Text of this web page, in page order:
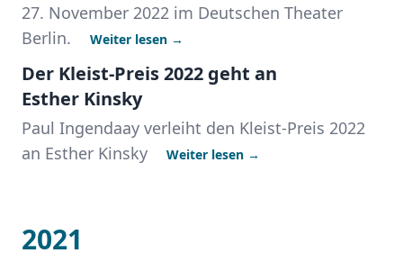
27. November 2022 im Deutschen Theater
Berlin.
Weiter lesen →
Der Kleist-Preis 2022 geht an
Esther Kinsky
Paul Ingendaay verleiht den Kleist-Preis 2022
an Esther Kinsky
Weiter lesen →
2021